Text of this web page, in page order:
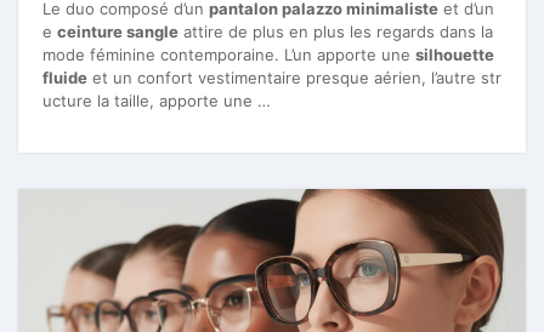
Le duo composé d’un pantalon palazzo minimaliste et d’un
e ceinture sangle attire de plus en plus les regards dans la
mode féminine contemporaine. L’un apporte une silhouette
fluide et un confort vestimentaire presque aérien, l’autre str
ucture la taille, apporte une …